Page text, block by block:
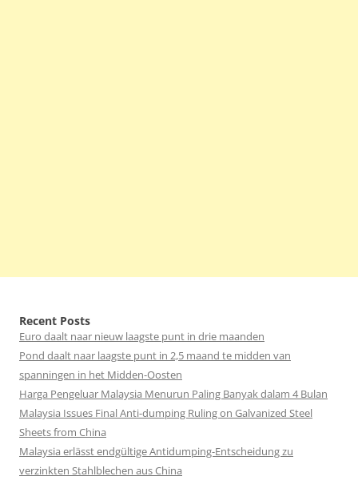
Recent Posts
Euro daalt naar nieuw laagste punt in drie maanden
Pond daalt naar laagste punt in 2,5 maand te midden van
spanningen in het Midden-Oosten
Harga Pengeluar Malaysia Menurun Paling Banyak dalam 4 Bulan
Malaysia Issues Final Anti-dumping Ruling on Galvanized Steel
Sheets from China
Malaysia erlässt endgültige Antidumping-Entscheidung zu
verzinkten Stahlblechen aus China